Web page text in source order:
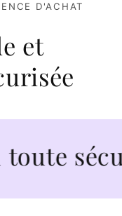
D'ACHAT
et
sécurité